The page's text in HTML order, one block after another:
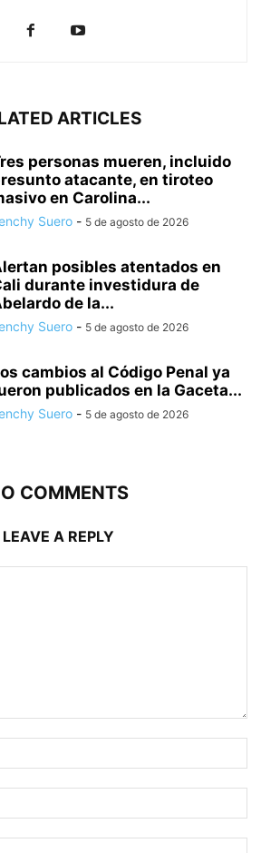
ARTICLES
personas mueren, incluido
atacante, en tiroteo
en Carolina...
Suero - 5 de agosto de 2026
posibles atentados en
durante investidura de
de la...
Suero - 5 de agosto de 2026
cambios al Código Penal ya
publicados en la Gaceta...
Suero - 5 de agosto de 2026
COMMENTS
LEAVE A REPLY